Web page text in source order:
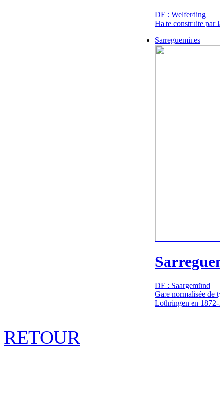
DE : Welferding
Halte construite par
Sarreguemines
DE : Saargemünd
Gare normalisée de
Lothringen en 1872-
RETOUR